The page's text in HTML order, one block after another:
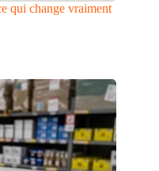
qui change vraiment